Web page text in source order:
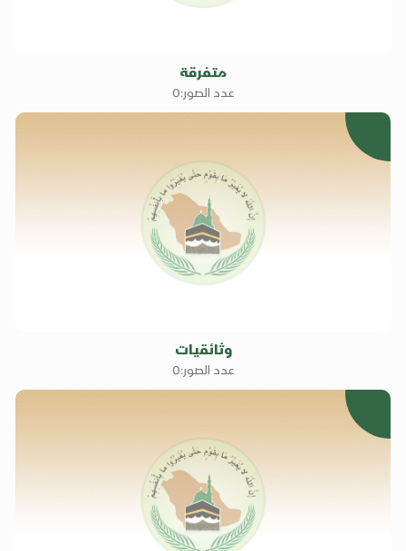
متفرقة
عدد الصور:0
وثائقيات
عدد الصور:0